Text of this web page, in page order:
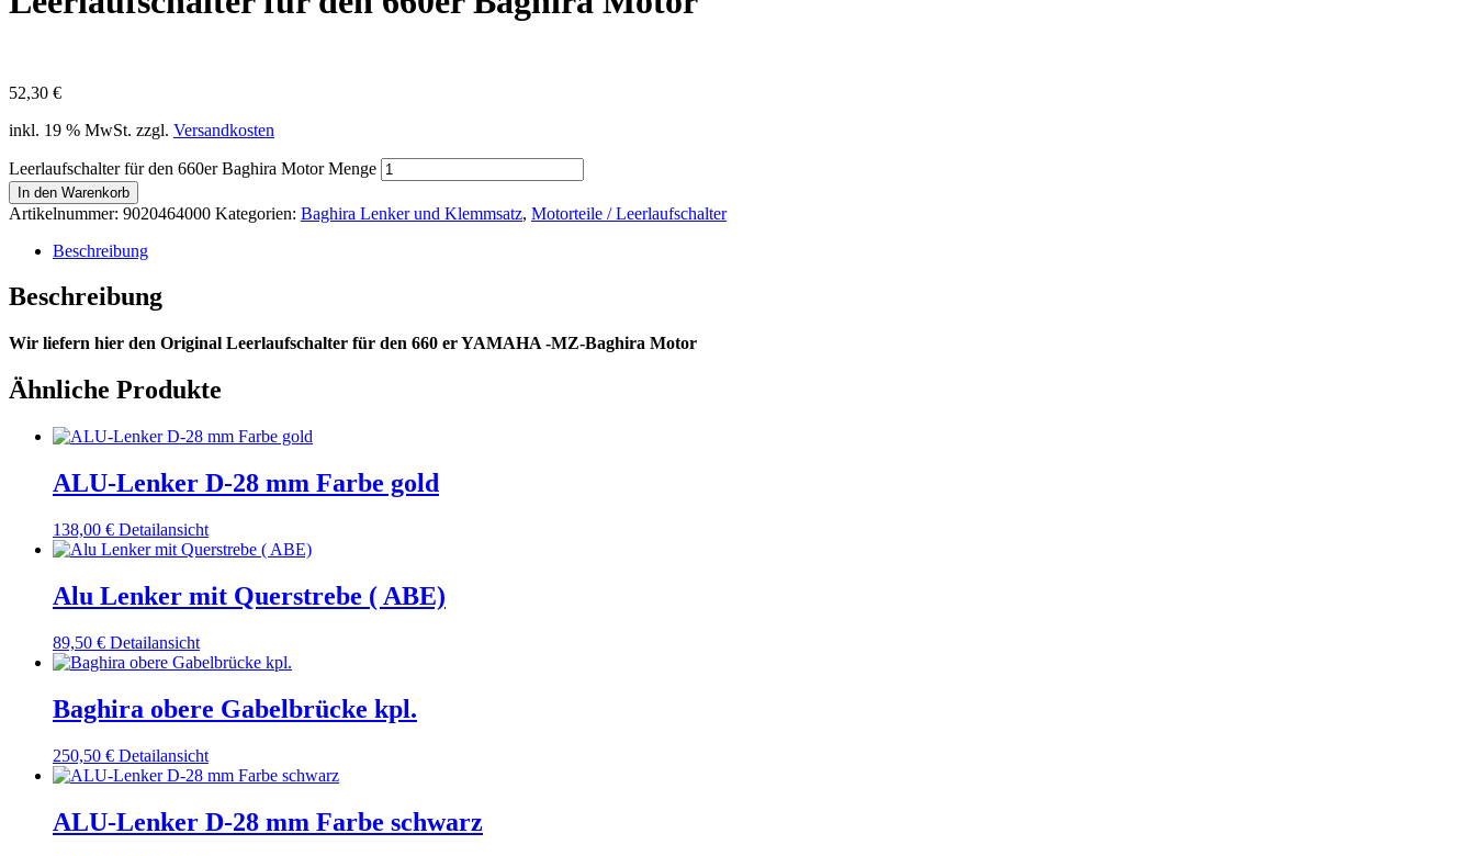
52,30 €
inkl. 19 % MwSt. zzgl. Versandkosten
Leerlaufschalter für den 660er Baghira Motor Menge
In den Warenkorb
Artikelnummer: 9020464000 Kategorien: Baghira Lenker und Klemmsatz, Motorteile / Leerlaufschalter
Beschreibung
Beschreibung
Wir liefern hier den Original Leerlaufschalter für den 660 er YAMAHA -MZ-Baghira Motor
Ähnliche Produkte
ALU-Lenker D-28 mm Farbe gold
138,00 € Detailansicht
Alu Lenker mit Querstrebe ( ABE)
89,50 € Detailansicht
Baghira obere Gabelbrücke kpl.
250,50 € Detailansicht
ALU-Lenker D-28 mm Farbe schwarz